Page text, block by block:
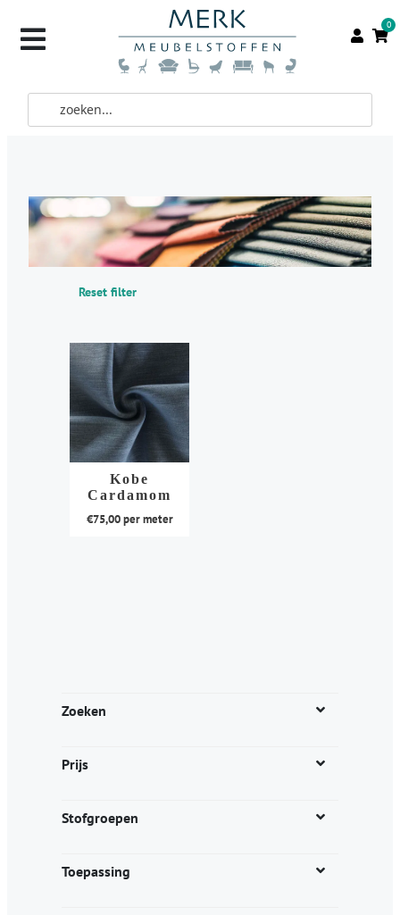
0
Zoeken
Prijs
Stofgroepen
Toepassing
Reset filter
Kobe
Cardamom
€75,00per meter
kan
op
productpagina